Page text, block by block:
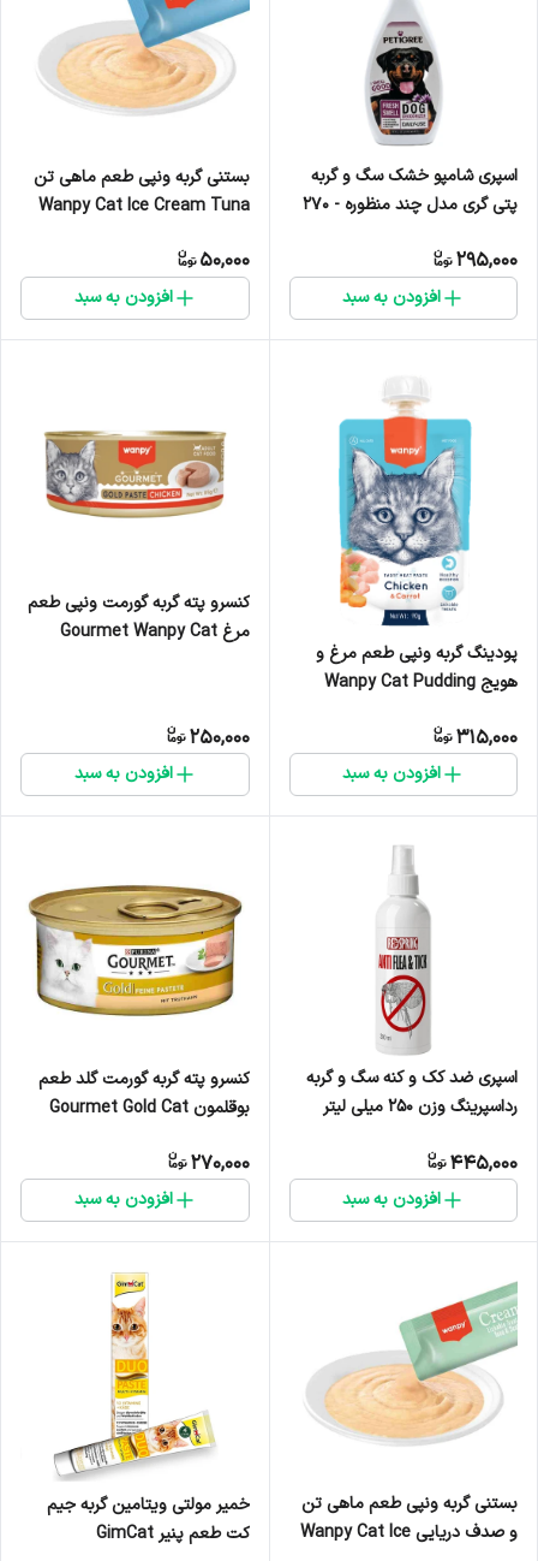
اسپری شامپو خشک سگ و گربه
پتی گری مدل چند منظوره - 270
295,000
افزودن به سبد
بستنی گربه ونپی طعم ماهی تن
Wanpy Cat Ice Cream Tuna
50,000
افزودن به سبد
پودینگ گربه ونپی طعم مرغ و
هویج Wanpy Cat Pudding
90 گرم
315,000
افزودن به سبد
کنسرو پته گربه گورمت ونپی طعم
مرغ Gourmet Wanpy Cat
250,000
افزودن به سبد
اسپری ضد کک و کنه سگ و گربه
رداسپرینگ وزن ۲۵۰ میلی لیتر
445,000
افزودن به سبد
کنسرو پته گربه گورمت گلد طعم
بوقلمون Gourmet Gold Cat
85 گرم
270,000
افزودن به سبد
بستنی گربه ونپی طعم ماهی تن
و صدف دریایی Wanpy Cat Ice
خمیر مولتی ویتامین گربه جیم
کت طعم پنیر GimCat